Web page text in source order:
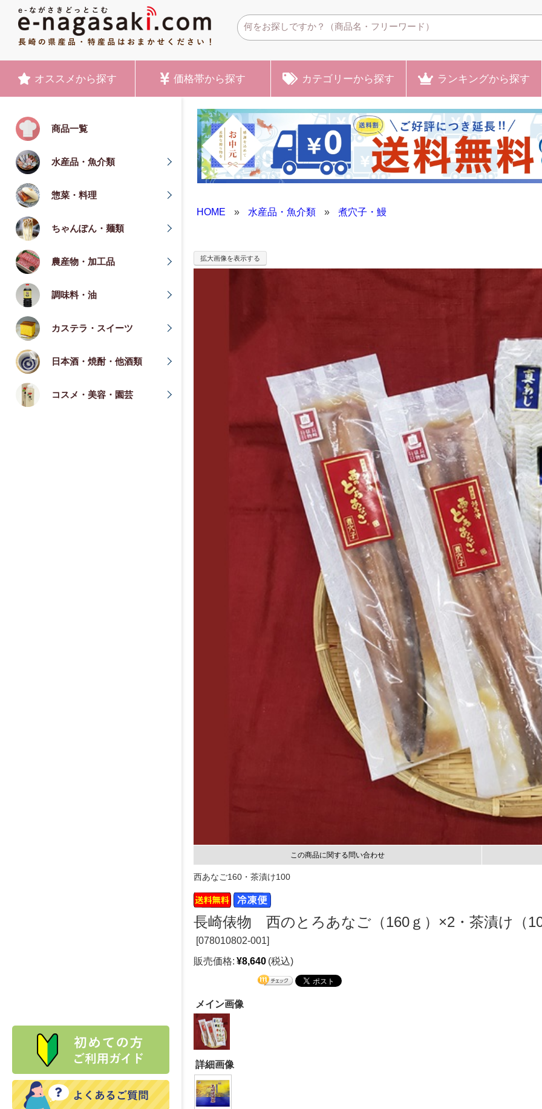
オススメ から探す 価格帯から探す カテゴリーから探す ランキングから探す
商品一覧
水産品・魚介類
惣菜・料理
ちゃんぽん・麺類
農産物・加工品
調味料・油
カステラ・スイーツ
日本酒・焼酎・他酒類
コスメ・美容・園芸
HOME » 水産品・魚介類 » 煮穴子・鰻
拡大画像を表示する
この商品に関する問い合わせ
西あなご160・茶漬け100
長崎俵物 西のとろあなご（160ｇ）×2・茶漬け（
[078010802-001]
販売価格: ¥8,640 (税込)
メイン画像
詳細画像